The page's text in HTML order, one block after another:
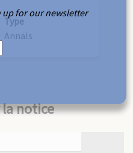
Type
Annals
notice
up for our newsletter